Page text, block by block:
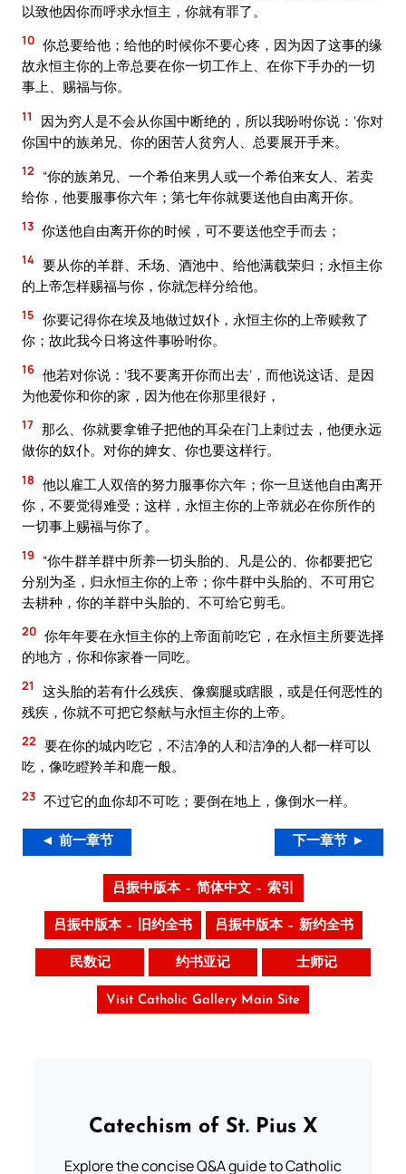
以致他因你而呼求永恒主，你就有罪了。
10 你总要给他；给他的时候你不要心疼，因为因了这事的缘
故永恒主你的上帝总要在你一切工作上、在你下手办的一切
事上、赐福与你。
11
因为穷人是不会从你国中断绝的，所以我吩咐你说：‘你对
你国中的族弟兄、你的困苦人贫穷人、总要展开手来。
12
“你的族弟兄、一个希伯来男人或一个希伯来女人、若卖
给你，他要服事你六年；第七年你就要送他自由离开你。
13 你送他自由离开你的时候，可不要送他空手而去；
14 要从你的羊群、禾场、酒池中、给他满载荣归；永恒主你
的上帝怎样赐福与你，你就怎样分给他。
15 你要记得你在埃及地做过奴仆，永恒主你的上帝赎救了
你；故此我今日将这件事吩咐你。
16 他若对你说：‘我不要离开你而出去’，而他说这话、是因
为他爱你和你的家，因为他在你那里很好，
17 那么、你就要拿锥子把他的耳朵在门上刺过去，他便永远
做你的奴仆。对你的婢女、你也要这样行。
18 他以雇工人双倍的努力服事你六年；你一旦送他自由离开
你，不要觉得难受；这样，永恒主你的上帝就必在你所作的
一切事上赐福与你了。
19
“你牛群羊群中所养一切头胎的、凡是公的、你都要把它
分别为圣，归永恒主你的上帝；你牛群中头胎的、不可用它
去耕种，你的羊群中头胎的、不可给它剪毛。
20 你年年要在永恒主你的上帝面前吃它，在永恒主所要选择
的地方，你和你家眷一同吃。
21
这头胎的若有什么残疾、像瘸腿或瞎眼，或是任何恶性的
残疾，你就不可把它祭献与永恒主你的上帝。
22 要在你的城内吃它，不洁净的人和洁净的人都一样可以
吃，像吃瞪羚羊和鹿一般。
23 不过它的血你却不可吃；要倒在地上，像倒水一样。
◄ 前一章节 下一章节 ►
吕振中版本 – 简体中文 – 索引
吕振中版本 – 旧约全书 吕振中版本 – 新约全书
民数记 约书亚记 士师记
Visit Catholic Gallery Main Site
Catechism of St. Pius X
Explore the concise Q&A guide to Catholic